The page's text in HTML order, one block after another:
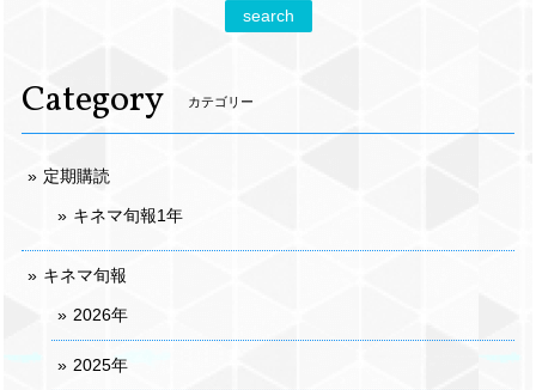
search
Category カテゴリー
定期購読
キネマ旬報1年
キネマ旬報
2026年
2025年